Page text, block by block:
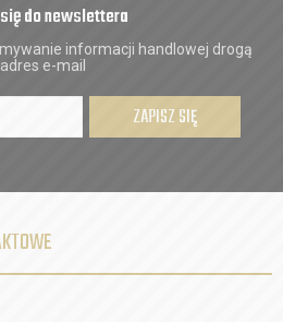
do newslettera
informacji handlowej drogą
e-mail
ZAPISZ SIĘ